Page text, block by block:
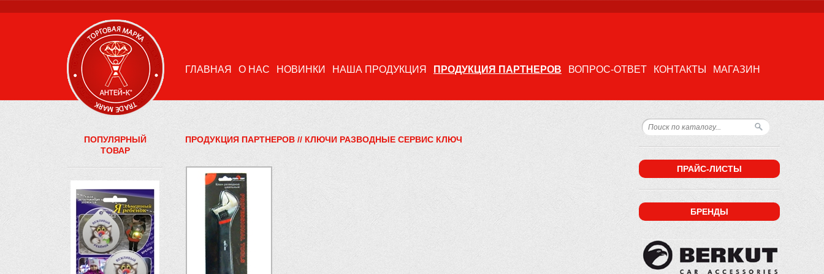
ГЛАВНАЯ О НАС НОВИНКИ НАША ПРОДУКЦИЯ ПРОДУКЦИЯ ПАРТНЕРОВ ВОПРОС-ОТВЕТ КОНТАКТЫ МАГАЗИН
ПРОДУКЦИЯ ПАРТНЕРОВ // КЛЮЧИ РАЗВОДНЫЕ СЕРВИС КЛЮЧ
ПОПУЛЯРНЫЙ
ТОВАР
ПРАЙС-ЛИСТЫ
БРЕНДЫ